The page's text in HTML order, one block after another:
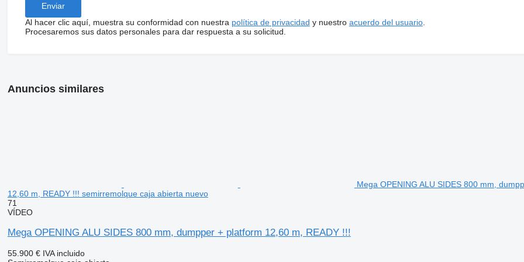
Al hacer clic aquí, muestra su conformidad con nuestra política de privacidad y nuestro acuerdo del usuario.
Procesaremos sus datos personales para dar respuesta a su solicitud.
Anuncios similares
Mega OPENING ALU SIDES 800 mm,
12,60 m, READY !!! semirremolque caja abierta nuevo
71
VÍDEO
Mega OPENING ALU SIDES 800 mm, dumpper + platform 12,60 m, READY !!!
55.900 € IVA incluido